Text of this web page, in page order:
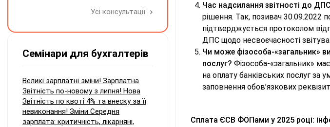
Час надсилання звітності до
рішення. Так, позивач 30.09.2022
підтверджується протоколом
ДПС щодо несвоєчасності
Чи може фізособа-«загальник»
послуг? Фізособа-«загальник»
на оплату банківських послуг за
заповнення обов’язкових
Сплата ЄСВ ФОПами у 2025 році:
невикористаних днів відпустки при
Усі консультації
Семінари для бухгалтерів
Великі зарплатні зміни! Зарплатна
Звітність по-новому з липня! Нова
Звітність по квоті 4% та внеску за її
невиконання! Зміни Середня
зарплата: критичність, лікарняні,